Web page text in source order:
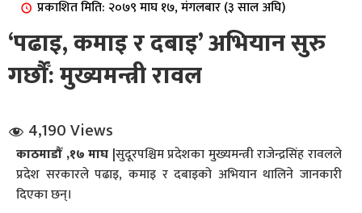
प्रकाशित मिति: २०७९ माघ १७, मंगलबार (३ साल अघि)
‘पढाइ, कमाइ र दबाइ’ अभियान सुरु
गर्छौँ: मुख्यमन्त्री रावल
4,190 Views
काठमाडौँ ,१७ माघ |सुदूरपश्चिम प्रदेशका मुख्यमन्त्री राजेन्द्रसिंह रावलले
प्रदेश सरकारले पढाइ, कमाइ र दबाइको अभियान थालिने जानकारी
दिएका छन्।